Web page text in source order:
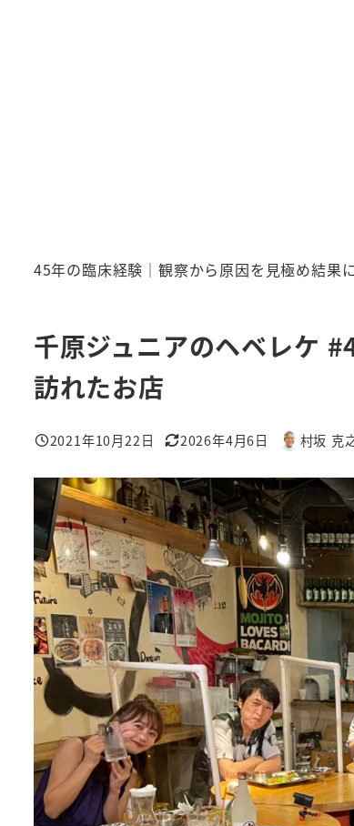
45年の臨床経験｜観察から原因を見極め結果
千原ジュニアのヘベレケ
訪れたお店
投稿日
2021年10月22日
更新日
2026年4月6日
著
村坂 克